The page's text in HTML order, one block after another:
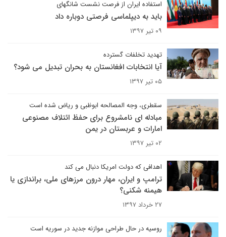
استفاده ایران از فرصت نشست شانگهای
باید به دیپلماسی فرصتی دوباره داد
۰۹ تیر ۱۳۹۷
تهدید تخلفات گسترده
آیا انتخابات افغانستان به بحران تبدیل می شود؟
۰۵ تیر ۱۳۹۷
سقطری، وجه المصالحه ابوظبی و ریاض شده است
مبادله ای نامشروع برای حفظ ائتلاف مصنوعی
امارات و عربستان در یمن
۰۲ تیر ۱۳۹۷
اهدافی که دولت امریکا دنبال می کند
ترامپ و ایران، مهار درون مرزهای ملی، براندازی یا
هیمنه شکنی؟
۲۷ خرداد ۱۳۹۷
روسیه در حال طراحی موازنه جدید در سوریه است